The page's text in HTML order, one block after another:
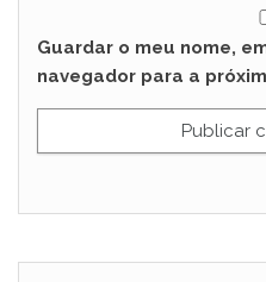
Guardar o meu nome,
navegador para a